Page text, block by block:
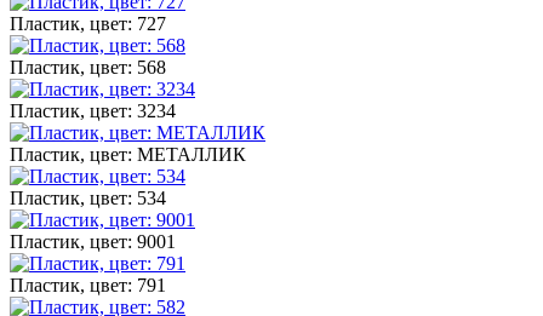
Пластик, цвет: 727
Пластик, цвет: 568
Пластик, цвет: 3234
Пластик, цвет: МЕТАЛЛИК
Пластик, цвет: 534
Пластик, цвет: 9001
Пластик, цвет: 791